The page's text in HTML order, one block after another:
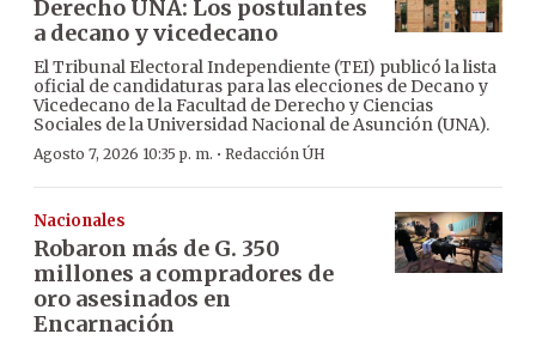
Derecho UNA: Los postulantes
a decano y vicedecano
El Tribunal Electoral Independiente (TEI) publicó la lista
oficial de candidaturas para las elecciones de Decano y
Vicedecano de la Facultad de Derecho y Ciencias
Sociales de la Universidad Nacional de Asunción (UNA).
Agosto 7, 2026 10:35 p. m. · Redacción ÚH
Nacionales
Robaron más de G. 350
millones a compradores de
oro asesinados en
Encarnación